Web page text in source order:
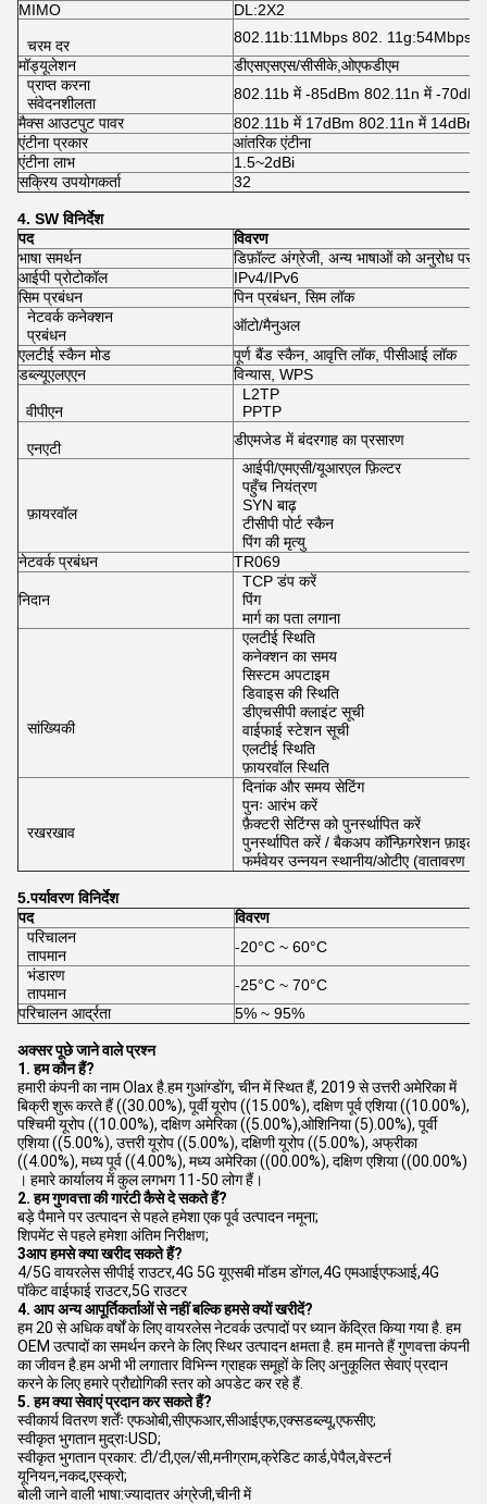
MIMO DL:2X2
चरम दर
802.11b:11Mbps 802. 11g:54Mbps
मॉड्यूलेशन
डीएसएसएस/सीसीके,ओएफडीएम
प्राप्त करना
संवेदनशीलता
802.11b में -85dBm 802.11n में -
मैक्स आउटपुट पावर
802.11b में 17dBm 802.11n में 14dBm
एंटीना प्रकार
आंतरिक एंटीना
एंटीना लाभ
1.5~2dBi
सक्रिय उपयोगकर्ता
32
4. SW विनिर्देश
पद
विवरण
भाषा समर्थन
डिफ़ॉल्ट अंग्रेजी, अन्य भाषाओं को अनुरोध पर
आईपी प्रोटोकॉल
IPv4/IPv6
सिम प्रबंधन
पिन प्रबंधन, सिम लॉक
नेटवर्क कनेक्शन
प्रबंधन
ऑटो/मैनुअल
एलटीई स्कैन मोड
पूर्ण बैंड स्कैन, आवृत्ति लॉक, पीसीआई लॉक
डब्ल्यूएलएएन
विन्यास, WPS
वीपीएन
L2TP
PPTP
एनएटी डीएमजेड में बंदरगाह का प्रसारण
फ़ायरवॉल
आईपी/एमएसी/यूआरएल फ़िल्टर
पहुँच नियंत्रण
SYN बाढ़
टीसीपी पोर्ट स्कैन
पिंग की मृत्यु
नेटवर्क प्रबंधन
TR069
निदान
TCP डंप करें
पिंग
मार्ग का पता लगाना
सांख्यिकी
एलटीई स्थिति
कनेक्शन का समय
सिस्टम अपटाइम
डिवाइस की स्थिति
डीएचसीपी क्लाइंट सूची
वाईफाई स्टेशन सूची
एलटीई स्थिति
फ़ायरवॉल स्थिति
रखरखाव
दिनांक और समय सेटिंग
पुनः आरंभ करें
फ़ैक्टरी सेटिंग्स को पुनर्स्थापित करें
पुनर्स्थापित करें / बैकअप कॉन्फ़िगरेशन फ़ाइल
फर्मवेयर उन्नयन स्थानीय/ओटीए (वातावरण
5.पर्यावरण विनिर्देश
पद
विवरण
परिचालन
तापमान
-20°C ~ 60°C
भंडारण
तापमान
-25°C ~ 70°C
परिचालन आर्द्रता
5% ~ 95%
अक्सर पूछे जाने वाले प्रश्न
1. हम कौन हैं?
हमारी कंपनी का नाम Olax है.हम गुआंग्डोंग, चीन में स्थित हैं, 2019 से उत्तरी अमेरिका में
बिक्री शुरू करते हैं ((30.00%), पूर्वी यूरोप ((15.00%), दक्षिण पूर्व एशिया ((10.00%),
पश्चिमी यूरोप ((10.00%), दक्षिण अमेरिका ((5.00%),ओशिनिया (5).00%), पूर्वी
एशिया ((5.00%), उत्तरी यूरोप ((5.00%), दक्षिणी यूरोप ((5.00%), अफ्रीका
((4.00%), मध्य पूर्व ((4.00%), मध्य अमेरिका ((00.00%), दक्षिण एशिया ((00.00%)
। हमारे कार्यालय में कुल लगभग 11-50 लोग हैं।
2. हम गुणवत्ता की गारंटी कैसे दे सकते हैं?
बड़े पैमाने पर उत्पादन से पहले हमेशा एक पूर्व उत्पादन नमूना;
शिपमेंट से पहले हमेशा अंतिम निरीक्षण;
3आप हमसे क्या खरीद सकते हैं?
4/5G वायरलेस सीपीई राउटर,4G 5G यूएसबी मॉडम डोंगल,4G एमआईएफआई,4G
पॉकेट वाईफाई राउटर,5G राउटर
4. आप अन्य आपूर्तिकर्ताओं से नहीं बल्कि हमसे क्यों खरीदें?
हम 20 से अधिक वर्षों के लिए वायरलेस नेटवर्क उत्पादों पर ध्यान केंद्रित किया गया है. हम
OEM उत्पादों का समर्थन करने के लिए स्थिर उत्पादन क्षमता है. हम मानते हैं गुणवत्ता कंपनी
का जीवन है.हम अभी भी लगातार विभिन्न ग्राहक समूहों के लिए अनुकूलित सेवाएं प्रदान
करने के लिए हमारे प्रौद्योगिकी स्तर को अपडेट कर रहे हैं.
5. हम क्या सेवाएं प्रदान कर सकते हैं?
स्वीकार्य वितरण शर्तेंः एफओबी,सीएफआर,सीआईएफ,एक्सडब्ल्यू,एफसीए;
स्वीकृत भुगतान मुद्राःUSD;
स्वीकृत भुगतान प्रकार: टी/टी,एल/सी,मनीग्राम,क्रेडिट कार्ड,पेपैल,वेस्टर्न
यूनियन,नकद,एस्क्रो;
बोली जाने वाली भाषा:ज्यादातर अंग्रेजी,चीनी में